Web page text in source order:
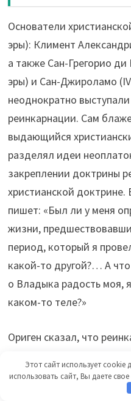
Основатели
эры): Климент
а также Сан-Грегорио
эры) и Сан-Джироламо
неоднократно
реинкарнации. Сам
выдающийся
разделял идеи
закреплении доктрины
христианской
пишет: «Был ли у меня
жизни,
период, который я
какой-то другой?… А
о Владыка радость моя,
каком-то теле?»
Ориген сказал, что
Ориген (185–254),
энциклопедии занимает
Этот сайт использует
использовать сайт, Вы даете